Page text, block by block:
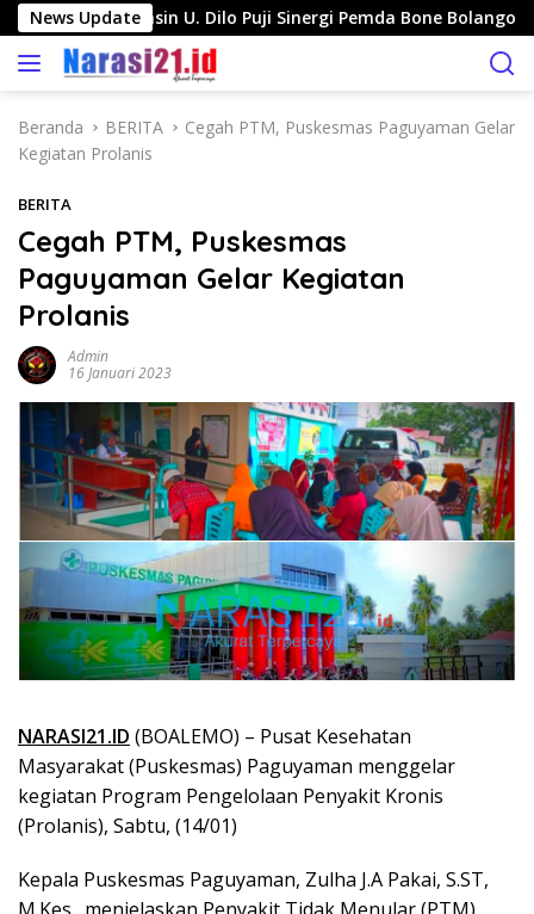
a
News Update
Pinogu, Jasin U. Dilo Puji Sinergi Pemda Bone Bolango dan
Beranda BERITA
Cegah PTM, Puskesmas Paguyaman Gelar
Kegiatan Prolanis
BERITA
Cegah PTM, Puskesmas
Paguyaman Gelar Kegiatan
Prolanis
Admin
16 Januari 2023
NARASI21.ID (BOALEMO) – Pusat Kesehatan
Masyarakat (Puskesmas) Paguyaman menggelar
kegiatan Program Pengelolaan Penyakit Kronis
(Prolanis), Sabtu, (14/01)
Kepala Puskesmas Paguyaman, Zulha J.A Pakai, S.ST,